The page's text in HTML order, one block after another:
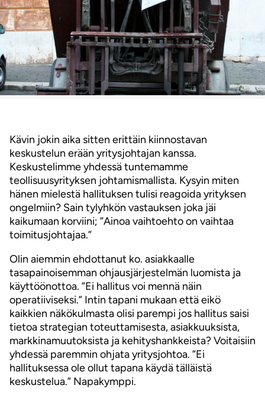
Kävin jokin aika sitten erittäin kiinnostavan
keskustelun erään yritysjohtajan kanssa.
Keskustelimme yhdessä tuntemamme
teollisuusyrityksen johtamismallista. Kysyin miten
hänen mielestä hallituksen tulisi reagoida yrityksen
ongelmiin? Sain tylyhkön vastauksen joka jäi
kaikumaan korviini; ”Ainoa vaihtoehto on vaihtaa
toimitusjohtajaa.”
Olin aiemmin ehdottanut ko. asiakkaalle
tasapainoisemman ohjausjärjestelmän luomista ja
käyttöönottoa. ”Ei hallitus voi mennä näin
operatiiviseksi.” Intin tapani mukaan että eikö
kaikkien näkökulmasta olisi parempi jos hallitus saisi
tietoa strategian toteuttamisesta, asiakkuuksista,
markkinamuutoksista ja kehityshankkeista? Voitaisiin
yhdessä paremmin ohjata yritysjohtoa. ”Ei
hallituksessa ole ollut tapana käydä tälläistä
keskustelua.” Napakymppi.